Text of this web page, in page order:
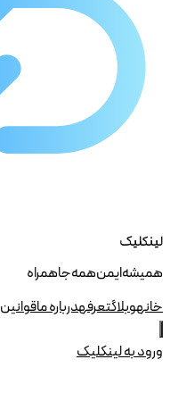
لینکلیک
همیشه ایمن همه جا همراه
خانهوبلاگتعرفهدرباره ماقوانین
ورود به لینکلیک